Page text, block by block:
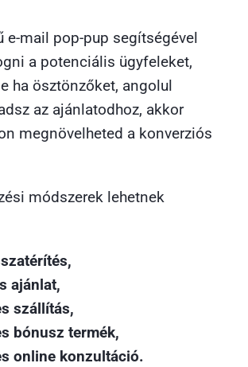
e-mail pop-pup segítségével
a potenciális ügyfeleket,
ha ösztönzőket, angolul
az ajánlatodhoz, akkor
megnövelheted a konverziós
módszerek lehetnek
ajánlat,
szállítás,
bónusz termék,
online konzultáció.